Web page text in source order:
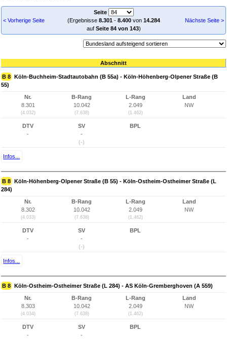
< Vorherige Seite
Seite
(Ergebnisse 8.301- 8.400von 14.284
auf Seite 84 von 143)
Nächste Seite >
Abschnitt
B 8 Köln-Buchheim-Stadtautobahn (B 55a) - Köln-Höhenberg-Olpener Straße (B
55)
Nr.
8.301
(4.032)
B-Rang
10.042
(7.638)
L-Rang
2.049
(1.462)
Land
NW
DTV
-
SV
-
(-)
BPL
Infos...
B 8 Köln-Höhenberg-Olpener Straße (B 55) - Köln-Ostheim-Ostheimer Straße (L
284)
Nr.
8.302
(4.033)
B-Rang
10.042
(7.638)
L-Rang
2.049
(1.462)
Land
NW
DTV
-
SV
-
(-)
BPL
Infos...
B 8 Köln-Ostheim-Ostheimer Straße (L 284) - AS Köln-Gremberghoven (A 559)
Nr.
8.303
(4.034)
B-Rang
10.042
(7.638)
L-Rang
2.049
(1.462)
Land
NW
DTV
-
SV
-
BPL